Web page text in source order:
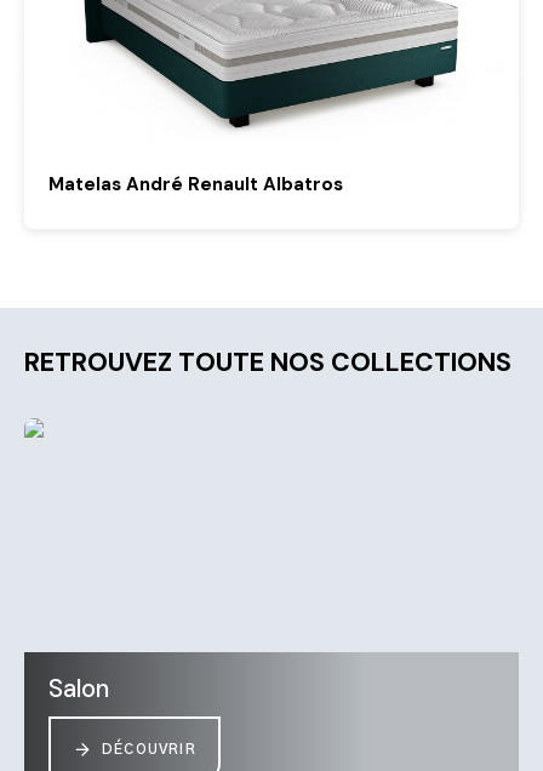
Matelas André Renault Albatros
RETROUVEZ TOUTE NOS COLLECTIONS
Salon
DÉCOUVRIR